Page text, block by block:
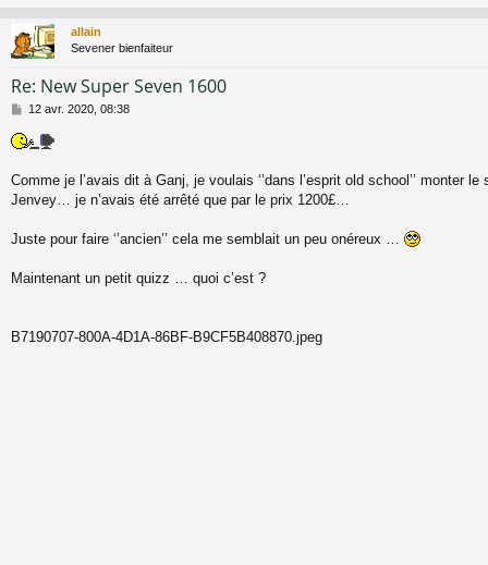
allain
Sevener bienfaiteur
Re: New Super Seven 1600
M
s
e
12 avr. 2020, 08:38
Comme je l’avais dit à Ganj, je voulais ‘’dans l’esprit old school’’ monter
Jenvey… je n’avais été arrêté que par le prix 1200£…
Juste pour faire ‘’ancien’’ cela me semblait un peu onéreux …
Maintenant un petit quizz … quoi c’est ?
B7190707-800A-4D1A-86BF-B9CF5B408870.jpeg